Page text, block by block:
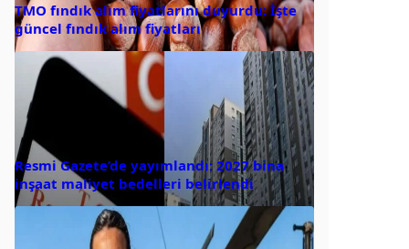
TMO fındık alım fiyatlarını duyurdu: İşte
güncel fındık alım fiyatları
Resmi Gazete’de yayımlandı: 2027 bina
inşaat maliyet bedelleri belirlendi